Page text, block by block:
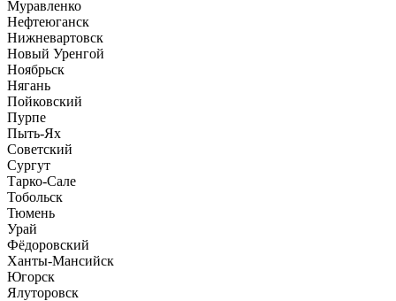
Муравленко
Нефтеюганск
Нижневартовск
Новый Уренгой
Ноябрьск
Нягань
Пойковский
Пурпе
Пыть-Ях
Советский
Сургут
Тарко-Сале
Тобольск
Тюмень
Урай
Фёдоровский
Ханты-Мансийск
Югорск
Ялуторовск